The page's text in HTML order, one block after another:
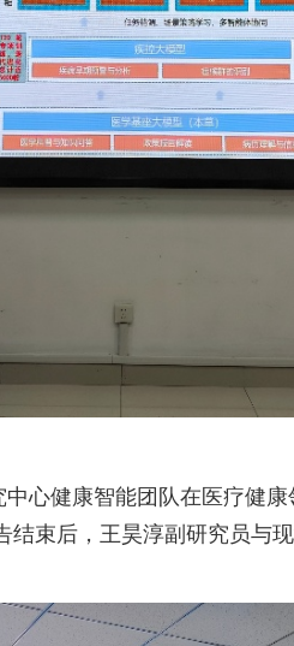
心健康智能团队在医疗健
束后，王昊淳副研究员与